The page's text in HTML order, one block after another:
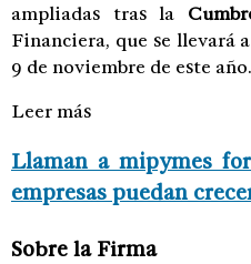
ampliadas tras la
Financiera, que se llevará
9 de noviembre de este año.
Leer más
Llaman a mipymes
empresas puedan
Sobre la Firma